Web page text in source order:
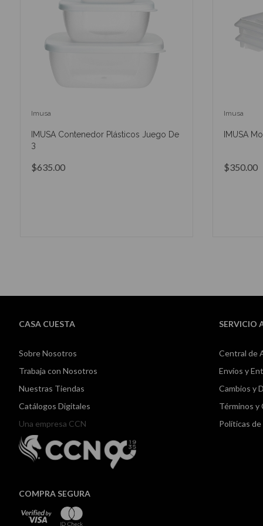
Imusa
IMUSA Contenedor Plásticos Juego De
3
$635.00
Imusa
IMUSA
$350.00
CASA CUESTA
Sobre Nosotros
Trabaja con Nosotros
Nuestras Tiendas
Catálogos Digitales
Una empresa CCN
COMPRA SEGURA
SERVICIO
Central de
Envíos y
Cambios y
Términos y
Políticas